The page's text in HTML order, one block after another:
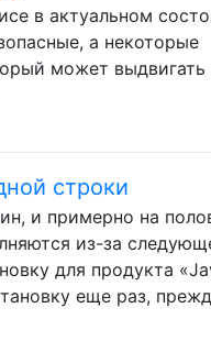
в актуальном
а некоторые
может выдвигать
строки
и примерно на
из-за
для продукта
еще раз,